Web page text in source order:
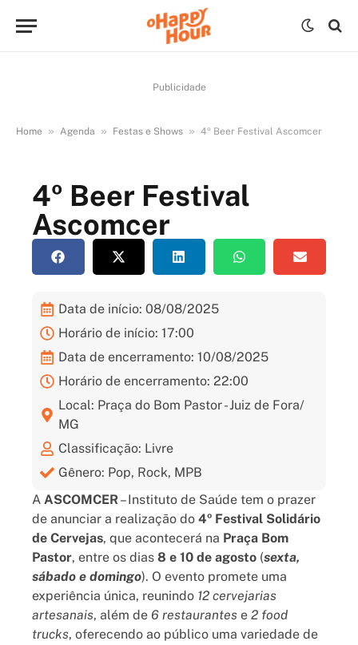
Publicidade
Home » Agenda » Festas e Shows » 4º Beer Festival Ascomcer
4º Beer Festival
Ascomcer
Data de início: 08/08/2025
Horário de início: 17:00
Data de encerramento: 10/08/2025
Horário de encerramento: 22:00
Local: Praça do Bom Pastor - Juiz de Fora/
MG
Classificação: Livre
Gênero: Pop, Rock, MPB
A ASCOMCER – Instituto de Saúde tem o prazer
de anunciar a realização do 4º Festival Solidário
de Cervejas, que acontecerá na Praça Bom
Pastor, entre os dias 8 e 10 de agosto (sexta,
sábado e domingo). O evento promete uma
experiência única, reunindo 12 cervejarias
artesanais, além de 6 restaurantes e 2 food
trucks, oferecendo ao público uma variedade de